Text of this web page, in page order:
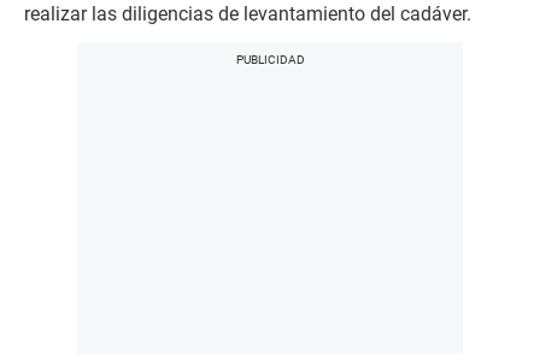
realizar las diligencias de levantamiento del cadáver.